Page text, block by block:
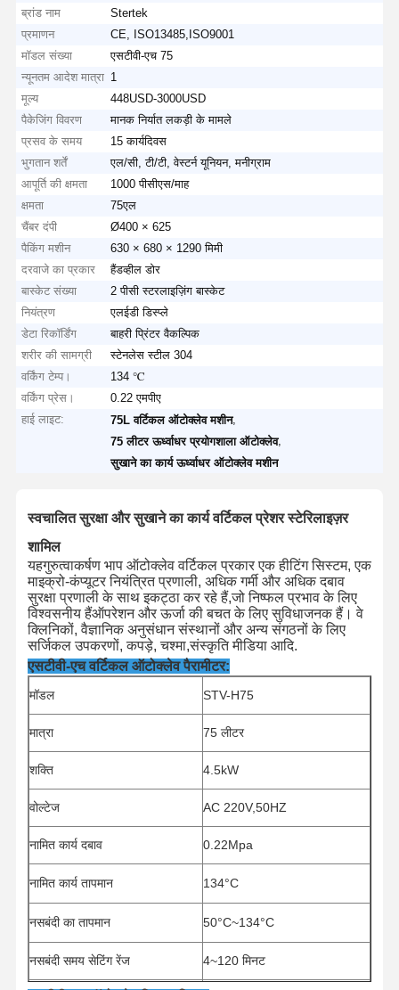
ब्रांड नाम
Stertek
प्रमाणन
CE, ISO13485,ISO9001
मॉडल संख्या
एसटीवी-एच 75
न्यूनतम आदेश मात्रा 1
मूल्य
448USD-3000USD
पैकेजिंग विवरण
मानक निर्यात लकड़ी के मामले
प्रसव के समय
15 कार्यदिवस
भुगतान शर्तें
एल/सी, टी/टी, वेस्टर्न यूनियन, मनीग्राम
आपूर्ति की क्षमता
1000 पीसीएस/माह
क्षमता
75एल
चैंबर दंपी
Ø400 × 625
पैकिंग मशीन
630 × 680 × 1290 मिमी
दरवाजे का प्रकार
हैंडव्हील डोर
बास्केट संख्या
2 पीसी स्टरलाइज़िंग बास्केट
नियंत्रण
एलईडी डिस्प्ले
डेटा रिकॉर्डिंग
बाहरी प्रिंटर वैकल्पिक
शरीर की सामग्री
स्टेनलेस स्टील 304
वर्किंग टेम्प।
134 ℃
वर्किंग प्रेस।
0.22 एमपीए
हाई लाइट:
75L वर्टिकल ऑटोक्लेव मशीन,
75 लीटर ऊर्ध्वाधर प्रयोगशाला ऑटोक्लेव,
सुखाने का कार्य ऊर्ध्वाधर ऑटोक्लेव मशीन
स्वचालित सुरक्षा और सुखाने का कार्य वर्टिकल प्रेशर स्टेरिलाइज़र
शामिल
यहगुरुत्वाकर्षण भाप ऑटोक्लेव वर्टिकल प्रकार एक हीटिंग सिस्टम, एक
माइक्रो-कंप्यूटर नियंत्रित प्रणाली, अधिक गर्मी और अधिक दबाव
सुरक्षा प्रणाली के साथ इकट्ठा कर रहे हैं,जो निष्फल प्रभाव के लिए
विश्वसनीय हैंऑपरेशन और ऊर्जा की बचत के लिए सुविधाजनक हैं। वे
क्लिनिकों, वैज्ञानिक अनुसंधान संस्थानों और अन्य संगठनों के लिए
सर्जिकल उपकरणों, कपड़े, चश्मा,संस्कृति मीडिया आदि.
एसटीवी-एच वर्टिकल ऑटोक्लेव पैरामीटर:
मॉडल STV-H75
मात्रा 75 लीटर
शक्ति 4.5kW
वोल्टेज AC 220V,50HZ
नामित कार्य दबाव 0.22Mpa
नामित कार्य तापमान 134°C
नसबंदी का तापमान 50°C~134°C
नसबंदी समय सेटिंग रेंज 4~120 मिनट